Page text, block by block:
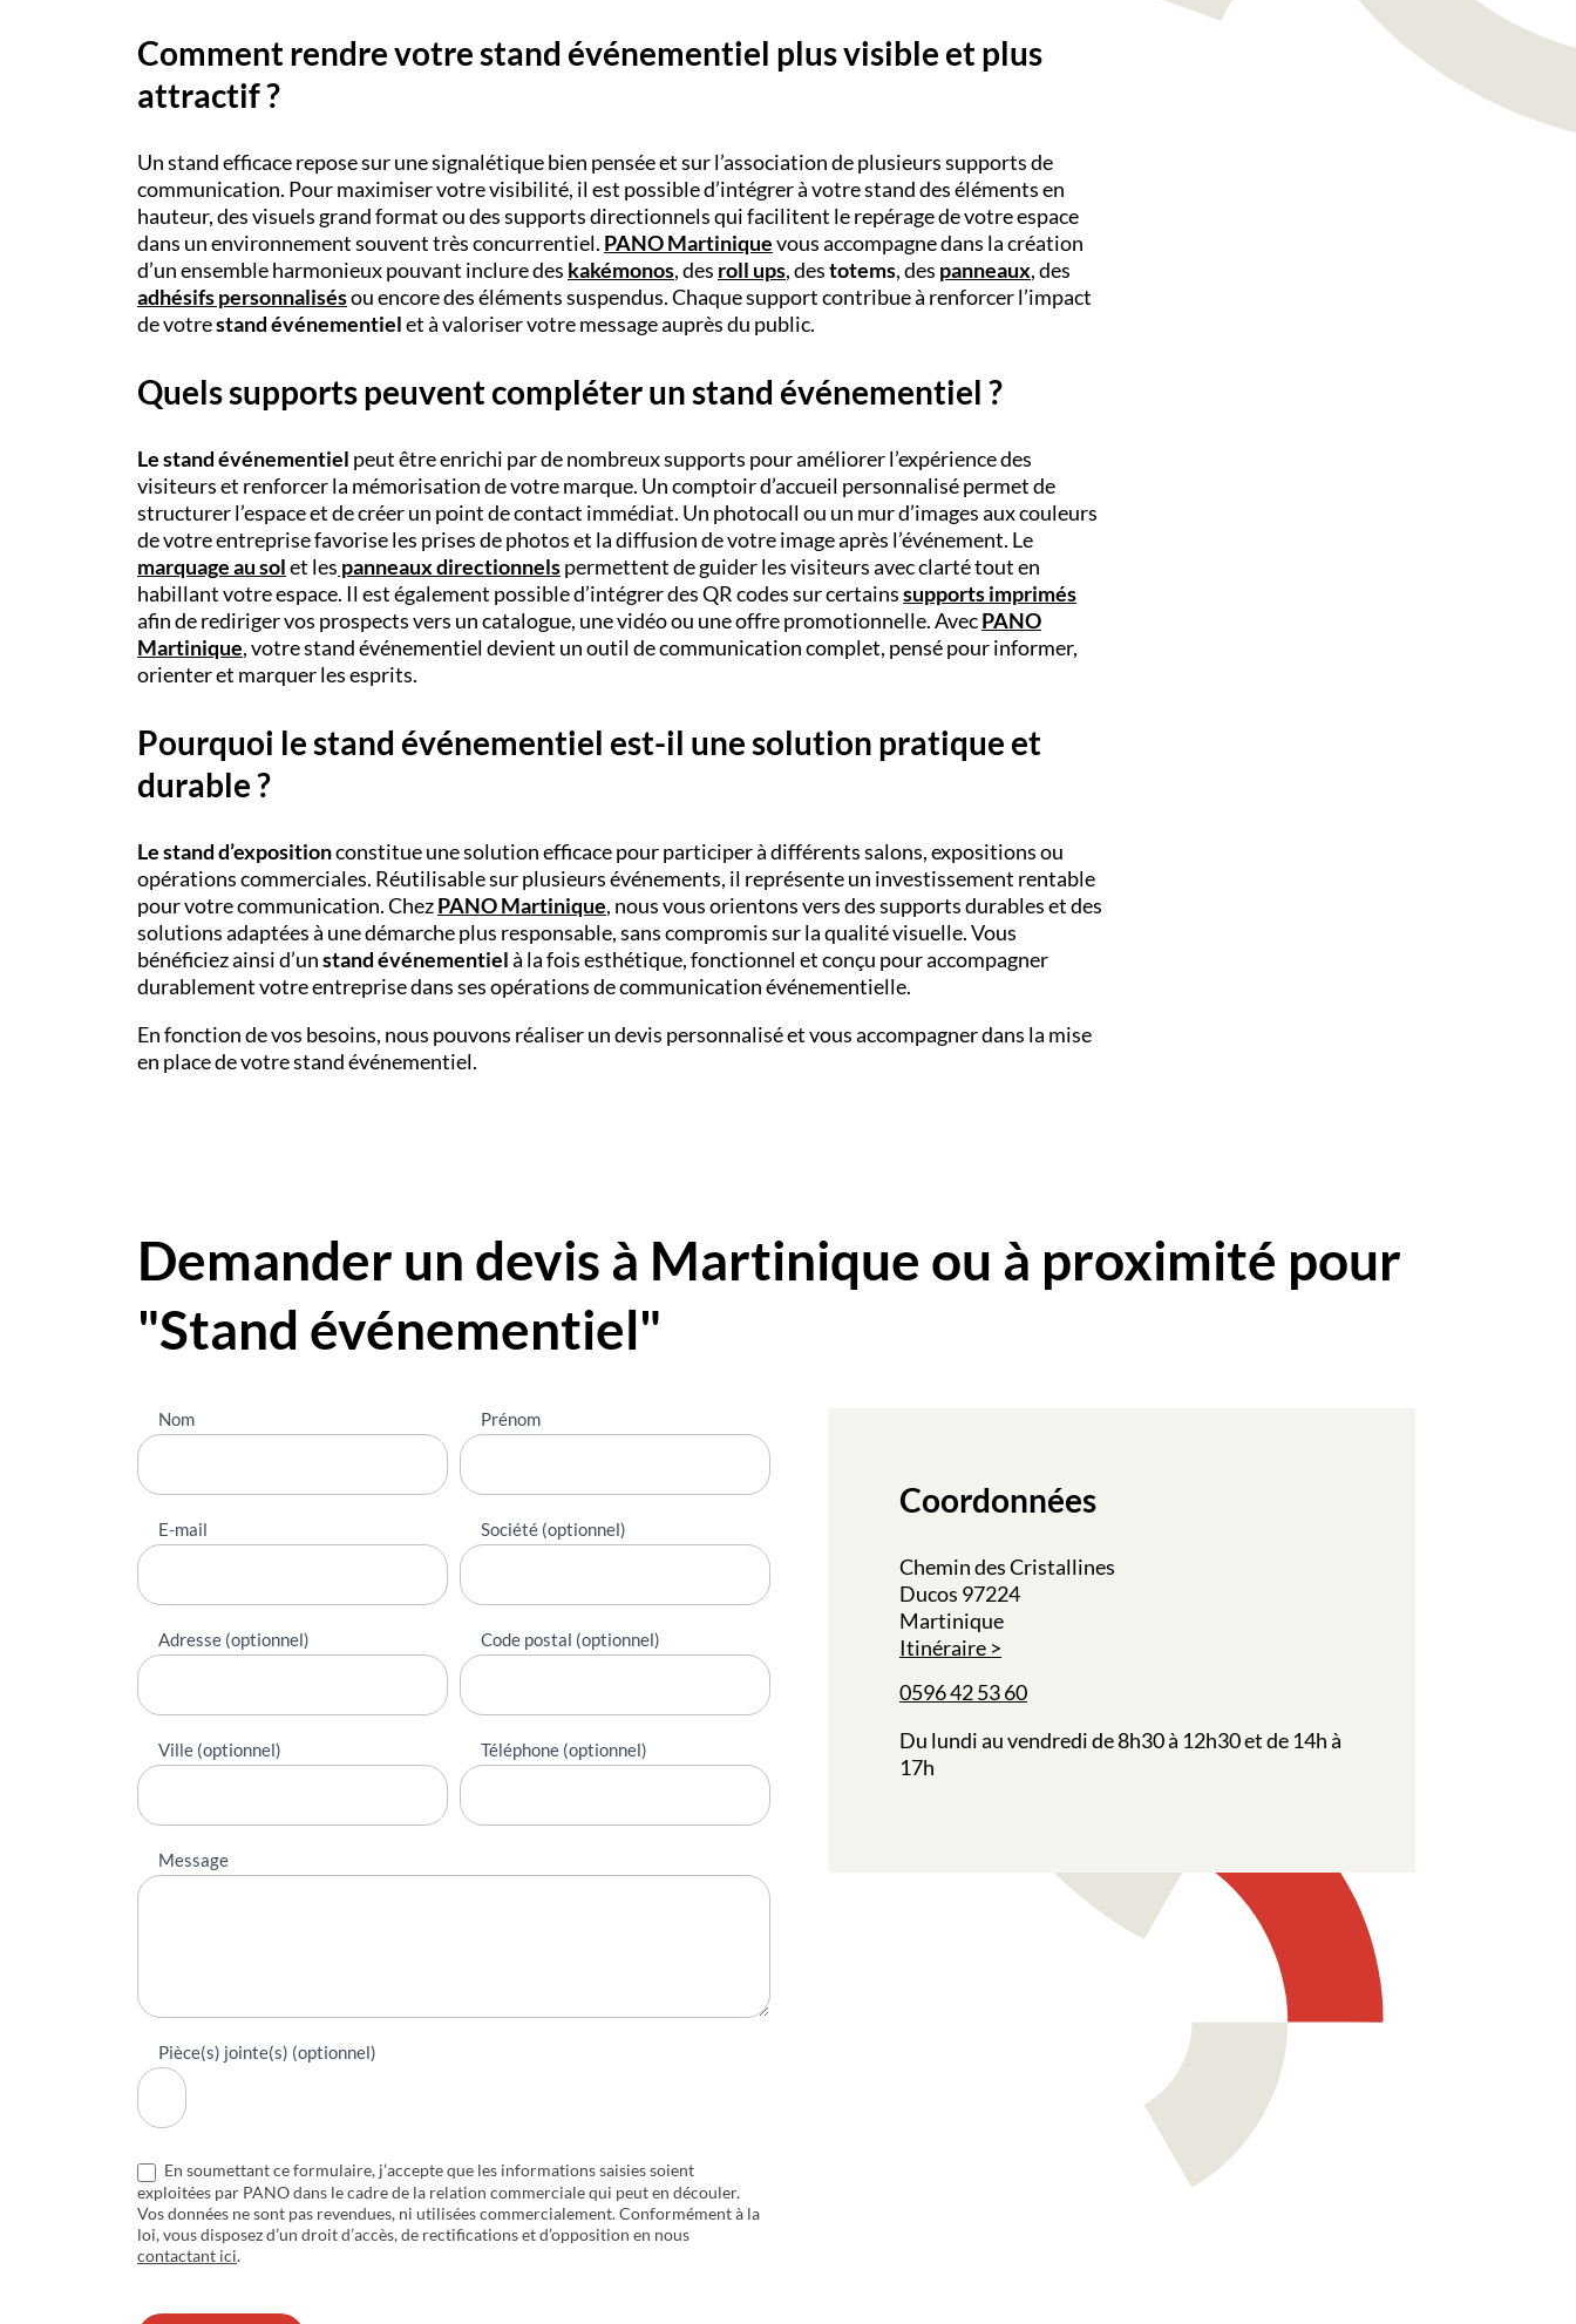
Comment rendre votre stand événementiel plus visible et plus
attractif ?
Un stand efficace repose sur une signalétique bien pensée et sur l’association de plusieurs supports de
communication. Pour maximiser votre visibilité, il est possible d’intégrer à votre stand des éléments en
hauteur, des visuels grand format ou des supports directionnels qui facilitent le repérage de votre espace
dans un environnement souvent très concurrentiel. PANO Martiniquevous accompagne dans la création
d’un ensemble harmonieux pouvant inclure des kakémonos, des roll ups, destotems, des panneaux, des
adhésifs personnalisésou encore des éléments suspendus. Chaque support contribue à renforcer l’impact
de votrestand événementielet à valoriser votre message auprès du public.
Quels supports peuvent compléter un stand événementiel ?
Le stand événementiel peut être enrichi par de nombreux supports pour améliorer l’expérience des
visiteurs et renforcer la mémorisation de votre marque. Un comptoir d’accueil personnalisé permet de
structurer l’espace et de créer un point de contact immédiat. Un photocall ou un mur d’images aux couleurs
de votre entreprise favorise les prises de photos et la diffusion de votre image après l’événement. Le
marquage au solet les panneaux directionnelspermettent de guider les visiteurs avec clarté tout en
habillant votre espace. Il est également possible d’intégrer des QR codes sur certainssupports imprimés
afin de rediriger vos prospects vers un catalogue, une vidéo ou une offre promotionnelle. AvecPANO
Martinique, votre stand événementiel devient un outil de communication complet, pensé pour informer,
orienter et marquer les esprits.
Pourquoi le stand événementiel est-il une solution pratique et
durable ?
Le stand d’expositionconstitue une solution efficace pour participer à différents salons, expositions ou
opérations commerciales. Réutilisable sur plusieurs événements, il représente un investissement rentable
pour votre communication. ChezPANO Martinique, nous vous orientons vers des supports durables et des
solutions adaptées à une démarche plus responsable, sans compromis sur la qualité visuelle. Vous
bénéficiez ainsi d’unstand événementielà la fois esthétique, fonctionnel et conçu pour accompagner
durablement votre entreprise dans ses opérations de communication événementielle.
En fonction de vos besoins, nous pouvons réaliser un devis personnalisé et vous accompagner dans la mise
en place de votre stand événementiel.
Demander un devis à Martinique ou à proximité pour
"Stand événementiel"
Nous
contacter
Nom Prénom
E-mail Société (optionnel)
Adresse (optionnel) Code postal (optionnel)
Ville (optionnel) Téléphone (optionnel)
Message
Pièce(s) jointe(s) (optionnel)
En soumettant ce formulaire, j’accepte que les informations saisies soient
exploitées par PANO dans le cadre de la relation commerciale qui peut en découler.
Vos données ne sont pas revendues, ni utilisées commercialement. Conformément à la
loi, vous disposez d’un droit d’accès, de rectifications et d’opposition en nous
contactant ici.
Coordonnées
Chemin des Cristallines
Ducos 97224
Martinique
Itinéraire
0596 42 53 60
Du lundi au vendredi de 8h30 à 12h30 et de 14h à
17h